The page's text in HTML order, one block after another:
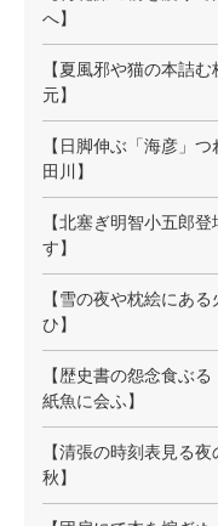
へ】
【夏風邪や猫の本詰む
元】
【日脚伸ぶ「海彦」
田川】
【北塞ぎ明智小五郎登
す】
【雪の夜や枕絵にある
ひ】
【歴史書の怨念食ぶる
紙魚に会ふ】
【清張の時刻表見る夜
秋】